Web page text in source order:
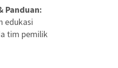
Panduan:
edukasi
tim pemilik